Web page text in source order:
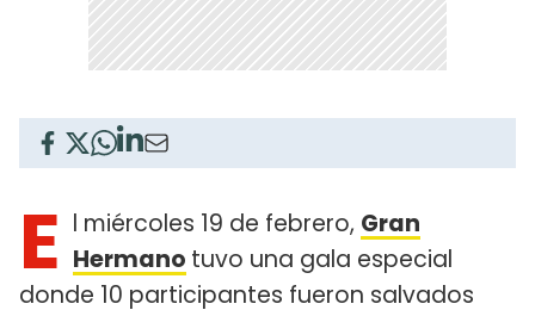
E l miércoles 19 de febrero, Gran
Hermano tuvo una gala especial
donde 10 participantes fueron salvados